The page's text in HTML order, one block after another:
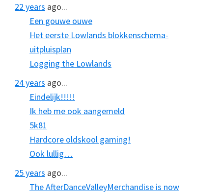
22 years ago...
Een gouwe ouwe
Het eerste Lowlands blokkenschema-
uitpluisplan
Logging the Lowlands
24 years ago...
Eindelijk!!!!!
Ik heb me ook aangemeld
5k81
Hardcore oldskool gaming!
Ook lullig…
25 years ago...
The AfterDanceValleyMerchandise is now